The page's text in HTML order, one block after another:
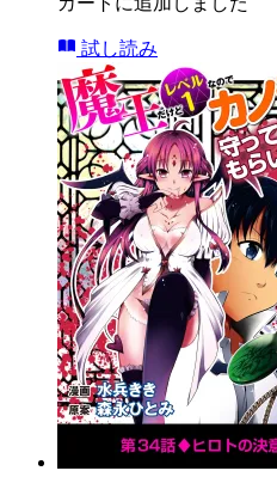
試し読み